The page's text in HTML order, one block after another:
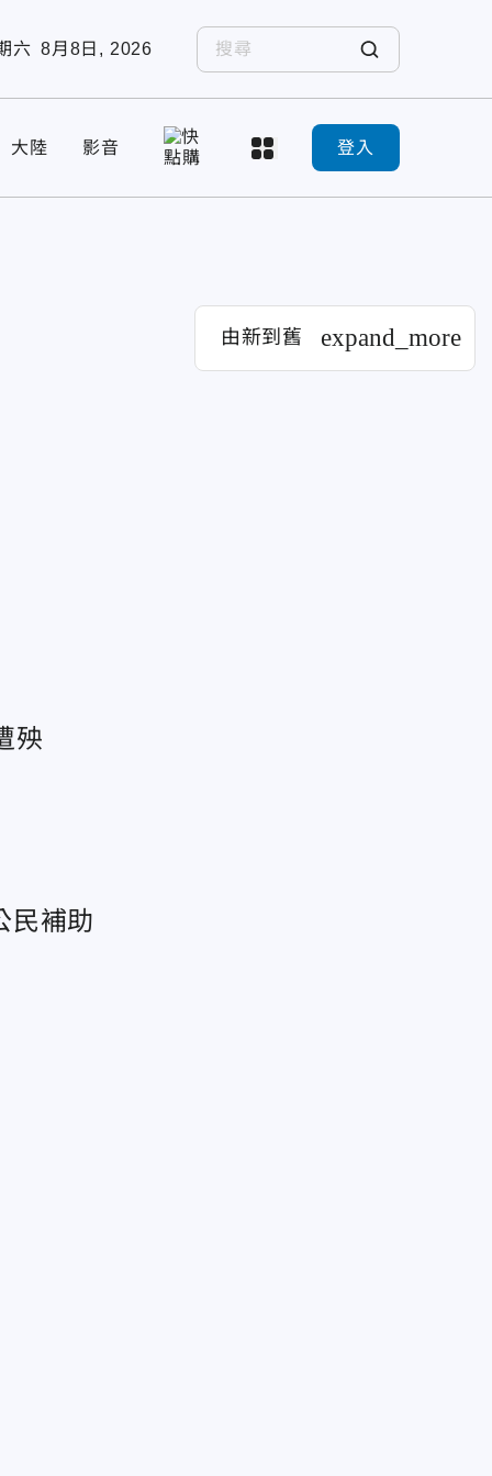
六 8月8日, 2026
大陸 影音 登入
由新到舊 expand_more
殃
民補助